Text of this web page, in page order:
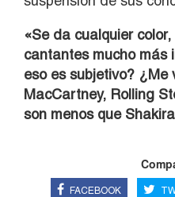
«Se da cualquier
cantantes mucho más
eso es subjetivo? ¿Me
MacCartney, Rolling
son menos que
FACEBOOK